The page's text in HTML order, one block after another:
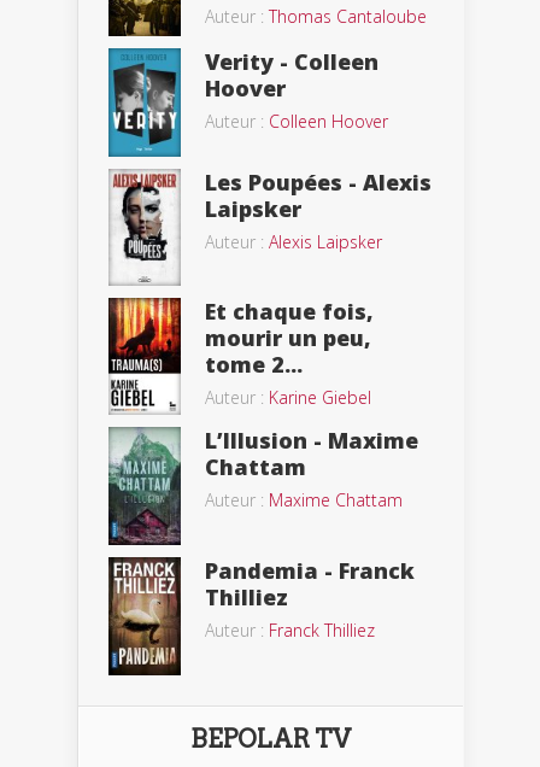
Auteur :Thomas Cantaloube
Verity - Colleen
Hoover
Auteur : Colleen Hoover
Les Poupées - Alexis
Laipsker
Auteur : Alexis Laipsker
Et chaque fois,
mourir un peu,
tome 2...
Auteur : Karine Giebel
L’Illusion - Maxime
Chattam
Auteur : Maxime Chattam
Pandemia - Franck
Thilliez
Auteur : Franck Thilliez
BEPOLAR TV